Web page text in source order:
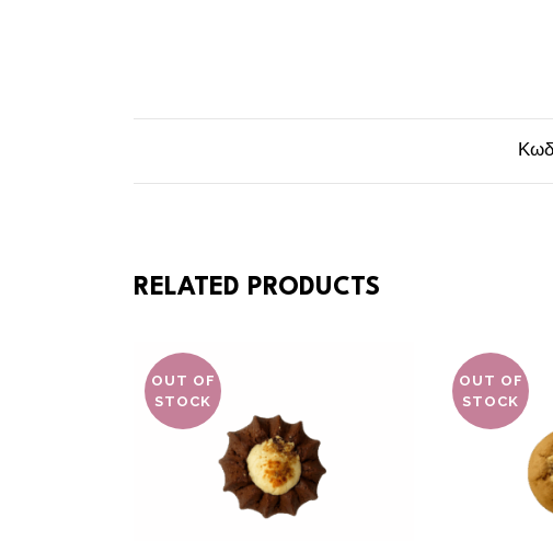
RELATED PRODUCTS
OUT OF
STOCK
OUT OF
STOCK